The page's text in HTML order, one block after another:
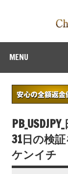
MENU
31日の検
ケンイチ